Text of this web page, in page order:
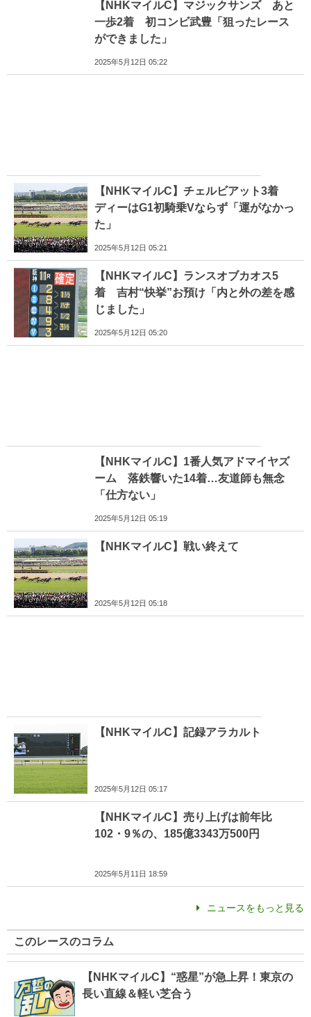
【NHKマイルC】マジックサンズ あと
一歩2着 初コンビ武豊「狙ったレース
ができました」
2025年5月12日 05:22
【NHKマイルC】チェルビアット3着
ディーはG1初騎乗Vならず「運がなかっ
た」
2025年5月12日 05:21
【NHKマイルC】ランスオブカオス5
着 吉村“快挙”お預け「内と外の差を感
じました」
2025年5月12日 05:20
【NHKマイルC】1番人気アドマイヤズ
ーム 落鉄響いた14着…友道師も無念
「仕方ない」
2025年5月12日 05:19
【NHKマイルC】戦い終えて
2025年5月12日 05:18
【NHKマイルC】記録アラカルト
2025年5月12日 05:17
【NHKマイルC】売り上げは前年比
102・9％の、185億3343万500円
2025年5月11日 18:59
ニュースをもっと見る
このレースのコラム
【NHKマイルC】“惑星”が急上昇！東京の
長い直線＆軽い芝合う